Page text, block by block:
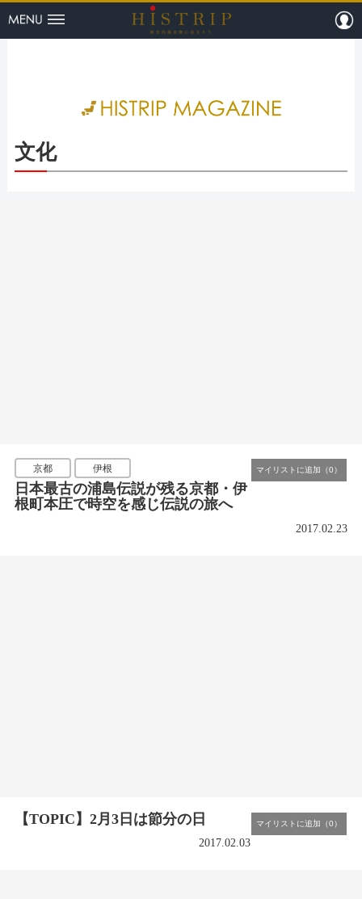
HISTRIP（
文化
京都 伊根
日本最古の浦島伝説が残る京都・伊
根町本圧で時空を感じ伝説の旅へ
2017.02.23
【TOPIC】2月3日は節分の日
2017.02.03